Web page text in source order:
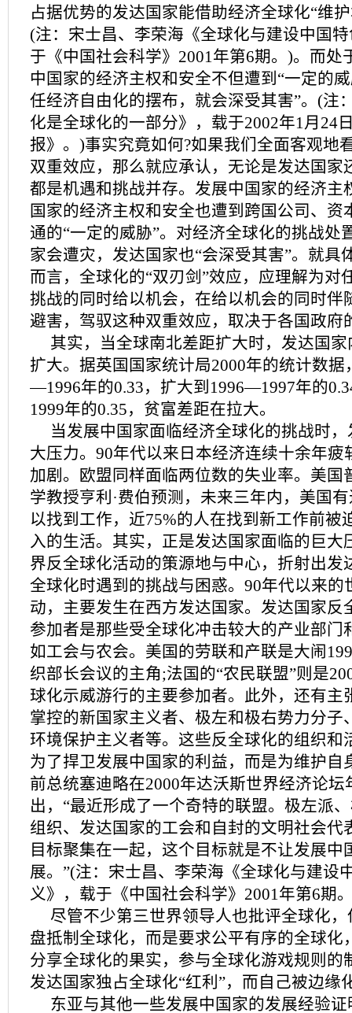
占据优势的发达国家能借助经济全球化“维
(注：宋士昌、李荣海《全球化与建设中国
于《中国社会科学》2001年第6期。)。而处
中国家的经济主权和安全不但遭到“一定的
任经济自由化的摆布，就会深受其害”。(注
化是全球化的一部分》，载于2002年1月24
报》。)事实究竟如何?如果我们全面客观地
双重效应，那么就应承认，无论是发达国家
都是机遇和挑战并存。发展中国家的经济主
国家的经济主权和安全也遭到跨国公司、资
通的“一定的威胁”。对经济全球化的挑战处
家会遭灾，发达国家也“会深受其害”。就具
而言，全球化的“双刃剑”效应，应理解为对
挑战的同时给以机会，在给以机会的同时伴
避害，驾驭这种双重效应，取决于各国政府
其实，当全球南北差距扩大时，发达国
扩大。据英国国家统计局2000年的统计数据
—1996年的0.33，扩大到1996—1997年的
1999年的0.35，贫富差距在拉大。
当发展中国家面临经济全球化的挑战时
大压力。90年代以来日本经济连续十余年疲
加剧。欧盟同样面临两位数的失业率。美国
学教授亨利·费伯预测，未来三年内，美国
以找到工作，近75%的人在找到新工作前被
入的生活。其实，正是发达国家面临的巨大
界反全球化活动的策源地与中心，折射出发
全球化时遇到的挑战与困惑。90年代以来的
动，主要发生在西方发达国家。发达国家反
参加者是那些受全球化冲击较大的产业部门
如工会与农会。美国的劳联和产联是大闹
织部长会议的主角;法国的“农民联盟”则是
球化示威游行的主要参加者。此外，还有主
掌控的新国家主义者、极左和极右势力分子
环境保护主义者等。这些反全球化的组织和
为了捍卫发展中国家的利益，而是为维护自
前总统塞迪略在2000年达沃斯世界经济论坛
出，“最近形成了一个奇特的联盟。极左派
组织、发达国家的工会和自封的文明社会代
目标聚集在一起，这个目标就是不让发展中
展。”(注：宋士昌、李荣海《全球化与建设
义》，载于《中国社会科学》2001年第6期
尽管不少第三世界领导人也批评全球化
盘抵制全球化，而是要求公平有序的全球化
分享全球化的果实，参与全球化游戏规则的
发达国家独占全球化“红利”，而自己被边缘
东亚与其他一些发展中国家的发展经验